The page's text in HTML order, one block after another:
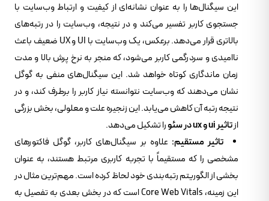
این سیگنال‌ها را به عنوان نشانه‌ای از کیفیت و ارتباط وب‌سایت با
جستجوی کاربر تفسیر می‌کند و در نتیجه، وب‌سایت را در رتبه‌های
بالاتری قرار می‌دهد. برعکس، یک وب‌سایت با UI و UX ضعیف باعث
ناامیدی و سردرگمی کاربر می‌شود، که منجر به نرخ پرش بالا و مدت
زمان ماندگاری کوتاه خواهد شد. این سیگنال‌های منفی به گوگل
نشان می‌دهند که وب‌سایت نتوانسته نیاز کاربر را برطرف کند، و در
نتیجه رتبه آن کاهش می‌یابد. این زنجیره علت و معلولی، بخش بزرگی
ازتاثیر ui و ux در سئو
را تشکیل می‌دهد.
تاثیر مستقیم: علاوه بر سیگنال‌های کاربر، گوگل فاکتورهای
مشخصی را که مستقیماً با تجربه کاربری مرتبط هستند، به عنوان
بخشی از الگوریتم رتبه‌بندی خود لحاظ کرده است. مهم‌ترین مثال در
این زمینه، Core Web Vitals است که در بخش بعدی به تفصیل به